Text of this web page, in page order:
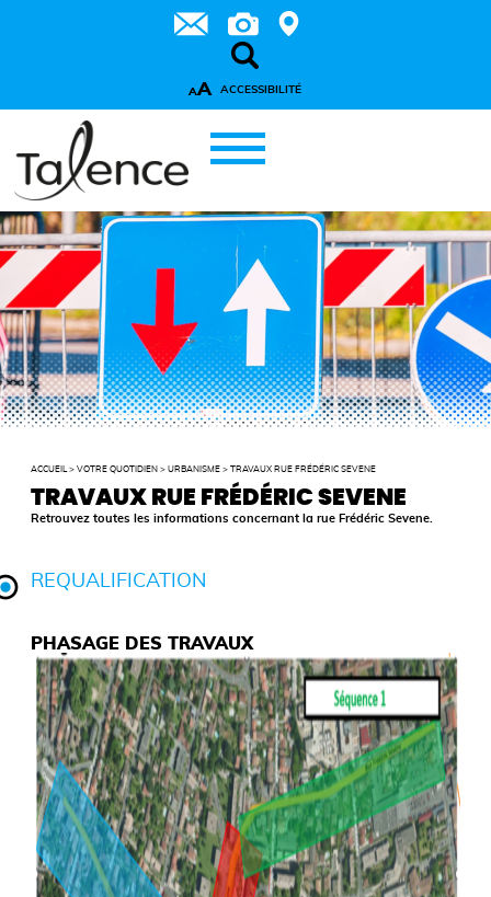
AA ACCESSIBILITÉ
ACCUEIL >VOTRE QUOTIDIEN >URBANISME >TRAVAUX RUE FRÉDÉRIC SEVENE
TRAVAUX RUE FRÉDÉRIC SEVENE
Retrouvez toutes les informations concernant la rue Frédéric Sevene.
REQUALIFICATION
PHASAGE DES TRAVAUX